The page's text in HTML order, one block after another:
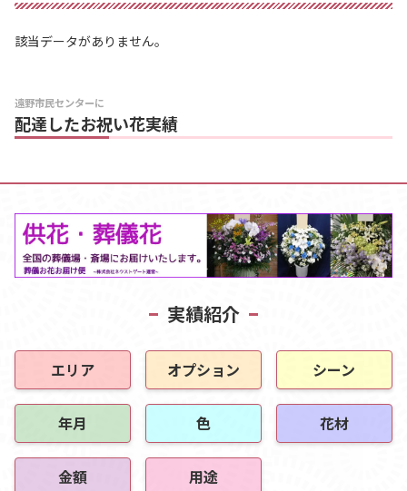
該当データがありません。
遠野市民センターに
配達したお祝い花実績
実績紹介
エリア オプション シーン
年月 色 花材
金額 用途